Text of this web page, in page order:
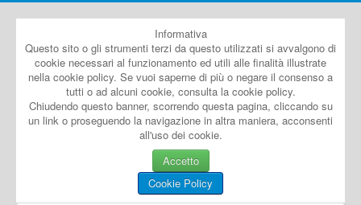
Informativa
Questo sito o gli strumenti terzi da questo utilizzati si avvalgono di
cookie necessari al funzionamento ed utili alle finalità illustrate
nella cookie policy. Se vuoi saperne di più o negare il consenso a
tutti o ad alcuni cookie, consulta la cookie policy.
Chiudendo questo banner, scorrendo questa pagina, cliccando su
un link o proseguendo la navigazione in altra maniera, acconsenti
all'uso dei cookie.
Accetto
Cookie Policy